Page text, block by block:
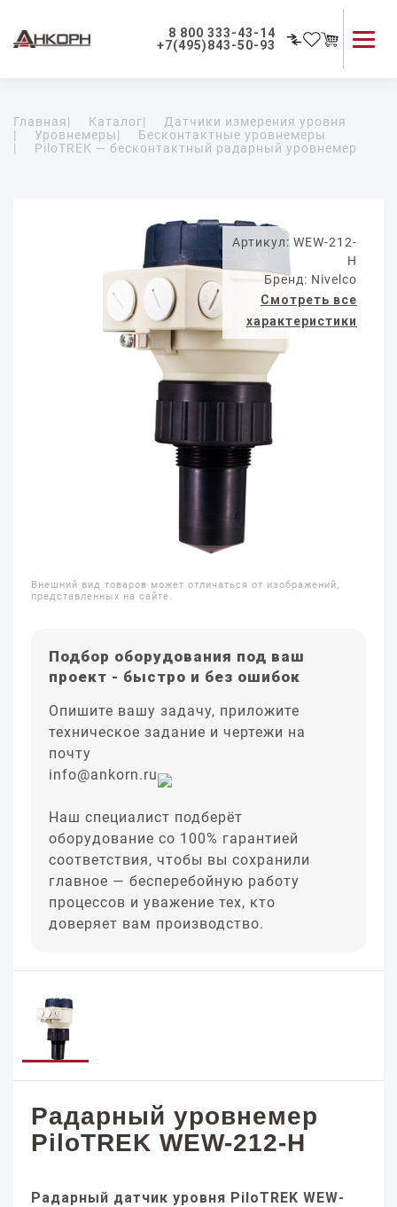
8 800 333-43-14
+7(495)843-50-93
Применение приборов
Как мы работаем
Главная| Каталог|
Датчики измерения уровня
|
Уровнемеры|
Бесконтактные уровнемеры
|
PiloTREK — бесконтактный радарный уровнемер
Артикул: WEW-212-
H
Бренд: Nivelco
Смотреть все
характеристики
Внешний вид товаров может отличаться от изображений,
представленных на сайте.
Подбор оборудования под ваш
проект - быстро и без ошибок
Опишите вашу задачу, приложите
техническое задание и чертежи на
почту
info@ankorn.ru
Наш специалист подберёт
оборудование со 100% гарантией
соответствия, чтобы вы сохранили
главное — бесперебойную работу
процессов и уважение тех, кто
доверяет вам производство.
Радарный уровнемер
PiloTREK WEW-212-H
Радарный датчик уровня PiloTREK WEW-